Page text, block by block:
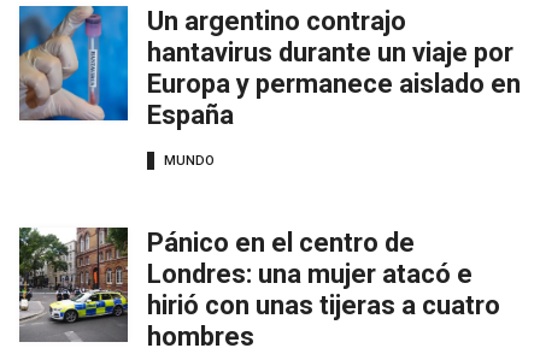
Un argentino contrajo
hantavirus durante un viaje por
Europa y permanece aislado en
España
MUNDO
Pánico en el centro de
Londres: una mujer atacó e
hirió con unas tijeras a cuatro
hombres